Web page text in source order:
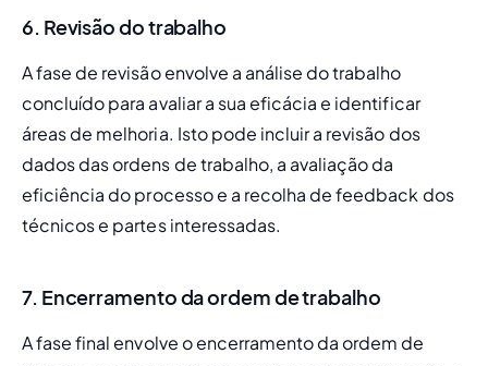
6. Revisão do trabalho
A fase de revisão envolve a análise do trabalho
concluído para avaliar a sua eficácia e identificar
áreas de melhoria. Isto pode incluir a revisão dos
dados das ordens de trabalho, a avaliação da
eficiência do processo e a recolha de feedback dos
técnicos e partes interessadas.
7. Encerramento da ordem de trabalho
A fase final envolve o encerramento da ordem de